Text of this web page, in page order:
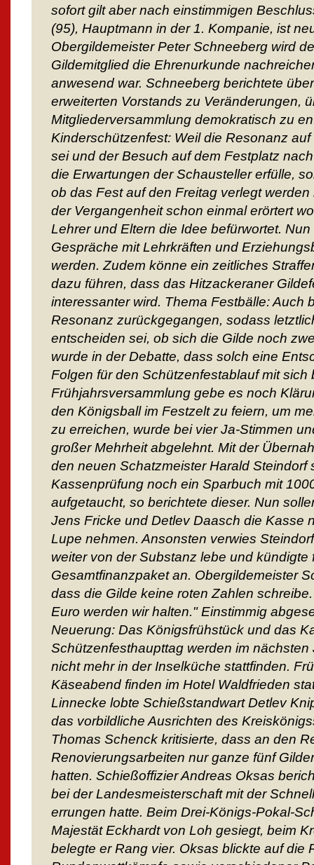
sofort gilt aber nach einstimmigen
(95), Hauptmann in der 1. Kompanie, ist
Obergildemeister Peter Schneeberg wird
Gildemitglied die Ehrenurkunde
anwesend war. Schneeberg berichtete
erweiterten Vorstands zu Veränderungen,
Mitgliederversammlung demokratisch zu
Kinderschützenfest: Weil die Resonanz
sei und der Besuch auf dem Festplatz
die Erwartungen der Schausteller erfülle,
ob das Fest auf den Freitag verlegt
der Vergangenheit schon einmal erörtert
Lehrer und Eltern die Idee befürwortet.
Gespräche mit Lehrkräften und
werden. Zudem könne ein zeitliches
dazu führen, dass das Hitzackeraner
interessanter wird. Thema Festbälle: Auch
Resonanz zurückgegangen, sodass
entscheiden sei, ob sich die Gilde noch
wurde in der Debatte, dass solch eine
Folgen für den Schützenfestablauf mit sich
Frühjahrsversammlung gebe es noch
den Königsball im Festzelt zu feiern, um
zu erreichen, wurde bei vier Ja-Stimmen
großer Mehrheit abgelehnt. Mit der
den neuen Schatzmeister Harald Steindorf
Kassenprüfung noch ein Sparbuch mit
aufgetaucht, so berichtete dieser. Nun
Jens Fricke und Detlev Daasch die Kasse
Lupe nehmen. Ansonsten verwies
weiter von der Substanz lebe und kündigte
Gesamtfinanzpaket an. Obergildemeister
dass die Gilde keine roten Zahlen
Euro werden wir halten." Einstimmig
Neuerung: Das Königsfrühstück und das
Schützenfesthaupttag werden im
nicht mehr in der Inselküche stattfinden.
Käseabend finden im Hotel Waldfrieden
Linnecke lobte Schießstandwart Detlev
das vorbildliche Ausrichten des
Thomas Schenck kritisierte, dass an den
Renovierungsarbeiten nur ganze fünf
hatten. Schießoffizier Andreas Oksas
bei der Landesmeisterschaft mit der
errungen hatte. Beim Drei-Königs-Pokal-
Majestät Eckhardt von Loh gesiegt, beim
belegte er Rang vier. Oksas blickte auf die